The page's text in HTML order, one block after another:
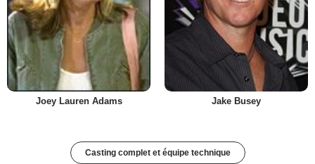
Joey Lauren Adams Jake Busey
Casting complet et équipe technique